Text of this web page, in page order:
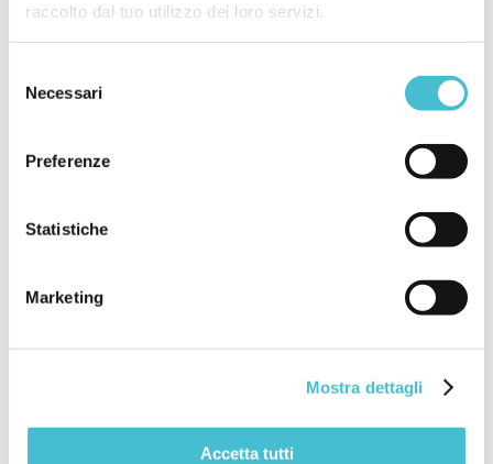
raccolto dal tuo utilizzo dei loro servizi.
delNecessari
Preferenze
Statistiche
Marketing
Mostra dettagli
Accetta tutti
Related Posts